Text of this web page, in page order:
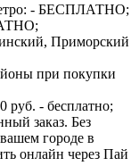
- БЕСПЛАТНО;
Приморский
при покупки
руб. - бесплатно;
заказ. Без
городе в
онлайн через Пай